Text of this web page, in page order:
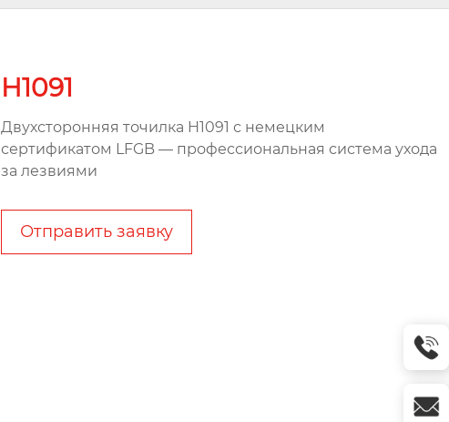
H1091
Двухсторонняя точилка H1091 с немецким
сертификатом LFGB — профессиональная система ухода
за лезвиями
Отправить заявку